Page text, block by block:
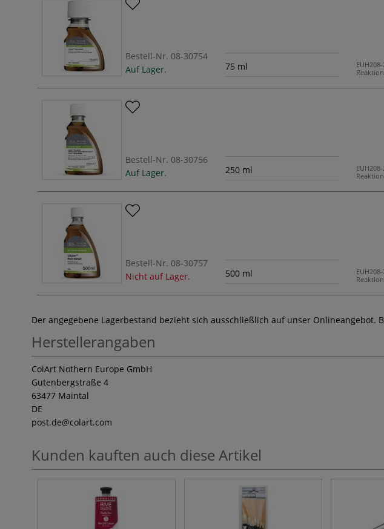
Bestell-Nr. 08-30754
Auf Lager.
75 ml
Bestell-Nr. 08-30756
Auf Lager.
250 ml
Bestell-Nr. 08-30757
Nicht auf Lager.
500 ml
Der angegebene Lagerbestand bezieht sich ausschließlich auf unser Onlineangebot.
Herstellerangaben
ColArt Nothern Europe GmbH
Gutenbergstraße 4
63477 Maintal
DE
post.de@colart.com
Kunden kauften auch diese Artikel